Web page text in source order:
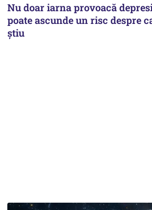
Nu doar iarna provoacă
poate ascunde un risc despre
știu